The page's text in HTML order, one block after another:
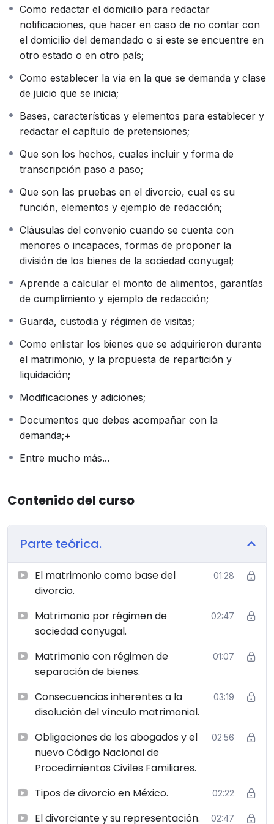
equipo sólido y confiable en todo momento.
El manejo de la notificación legal es una pieza clave en
el proceso de divorcio. En nuestro curso, te
mostraremos cómo redactar correctamente el domicilio
contar con la información del demandado o si este se
encuentra en otro estado o país. Obtendrás las
herramientas necesarias para enfrentar cualquier
situación, asegurando que el proceso de divorcio se
La demanda y el tipo de juicio son aspectos
fundamentales que debes comprender a fondo. A
través de nuestro curso, aprenderás cómo establecer
la vía adecuada para demandar y qué tipo de juicio
para enfrentar cualquier escenario legal y garantizar el
mejor resultado para tus clientes.
La redacción del capítulo de pretensiones es una
habilidad esencial en el proceso de divorcio. Te
proporcionaremos las bases, características y
elementos necesarios para establecer y redactar este
capítulo de manera sólida y convincente. Serás capaz
de presentar los argumentos de tus clientes de manera
clara y persuasiva, maximizando sus posibilidades de
éxito.
En nuestro curso, también abordaremos en detalle el
tema de las pruebas en el divorcio. Aprenderás qué
son, cuál es su función y cómo redactarlas
adecuadamente. Te proporcionaremos ejemplos
prácticos que te ayudarán a comprender cómo utilizar
Además, profundizaremos en la redacción de cláusulas
incapaces, así como en las formas de proponer la
división de los bienes de la sociedad conyugal. Te
alimentos, establecer garantías de cumplimiento y
redactar convenios que protejan los intereses de tus
El curso también cubrirá temas como la guarda,
custodia y régimen de visitas, la correcta enumeración
de los bienes adquiridos durante el matrimonio, y las
propuestas de repartición y liquidación.
Como redactar el domicilio para redactar
notificaciones, que hacer en caso de no contar con
el domicilio del demandado o si este se encuentre en
otro estado o en otro país;
Como establecer la vía en la que se demanda y clase
de juicio que se inicia;
Bases, características y elementos para establecer y
redactar el capítulo de pretensiones;
Que son los hechos, cuales incluir y forma de
transcripción paso a paso;
Que son las pruebas en el divorcio, cual es su
función, elementos y ejemplo de redacción;
Cláusulas del convenio cuando se cuenta con
menores o incapaces, formas de proponer la
división de los bienes de la sociedad conyugal;
Aprende a calcular el monto de alimentos, garantías
de cumplimiento y ejemplo de redacción;
Guarda, custodia y régimen de visitas;
Como enlistar los bienes que se adquirieron durante
el matrimonio, y la propuesta de repartición y
liquidación;
Modificaciones y adiciones;
Documentos que debes acompañar con la
demanda;+
Entre mucho más...
Contenido del curso
Parte teórica.
El matrimonio como base del
divorcio.
01:28
Matrimonio por régimen de
sociedad conyugal.
02:47
Matrimonio con régimen de
separación de bienes.
01:07
Consecuencias inherentes a la
disolución del vínculo matrimonial.
03:19
Obligaciones de los abogados y el
nuevo Código Nacional de
Procedimientos Civiles Familiares.
02:56
Tipos de divorcio en México. 02:22
El divorciante y su representación. 02:47